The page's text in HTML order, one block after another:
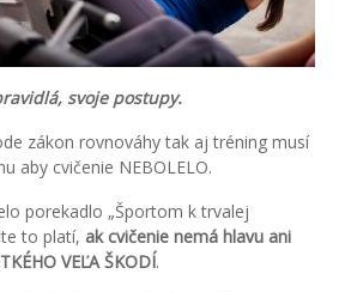
svoje postupy.
zákon rovnováhy tak aj tréning musí
aby cvičenie NEBOLELO.
porekadlo „Športom k trvalej
to platí, ak cvičenie nemá hlavu ani
VEĽA ŠKODÍ.